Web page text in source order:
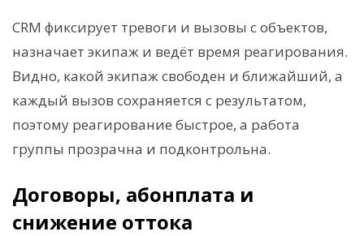
CRM фиксирует тревоги и вызовы с объектов,
назначает экипаж и ведёт время реагирования.
Видно, какой экипаж свободен и ближайший, а
каждый вызов сохраняется с результатом,
поэтому реагирование быстрое, а работа
группы прозрачна и подконтрольна.
Договоры, абонплата и
снижение оттока